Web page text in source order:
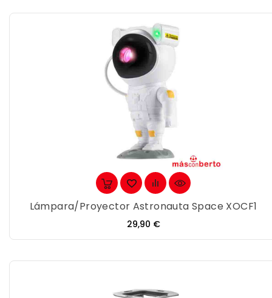
Lámpara/Proyector Astronauta Space XOCF1
Precio
29,90 €